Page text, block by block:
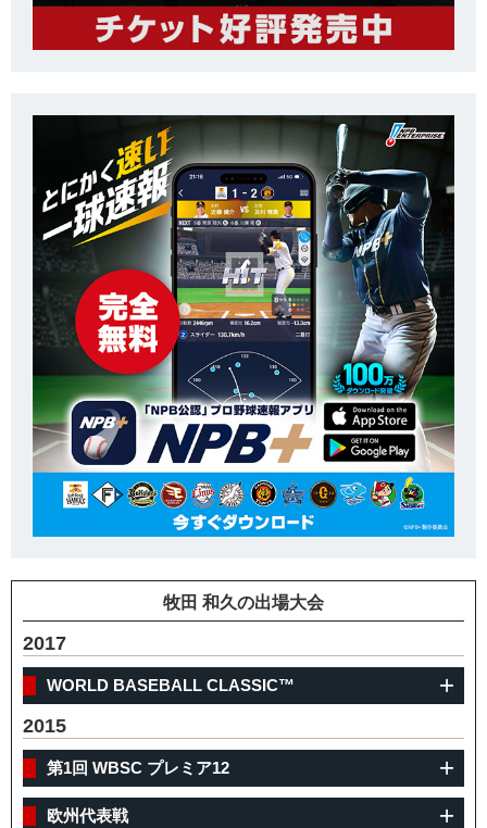
牧田 和久の出場大会
2017
WORLD BASEBALL CLASSIC™
2015
第1回 WBSC プレミア12
欧州代表戦